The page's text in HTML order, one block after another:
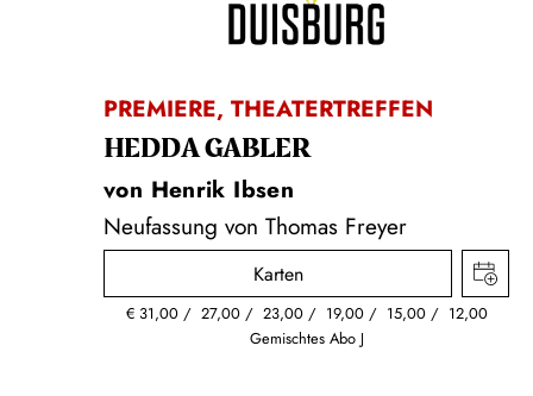
PREMIERE, THEATERTREFFEN
HEDDA GABLER
von Henrik Ibsen
Neufassung von Thomas Freyer
Karten
€ 31,00 27,00 23,00 19,00 15,00
12,00
Gemischtes Abo J